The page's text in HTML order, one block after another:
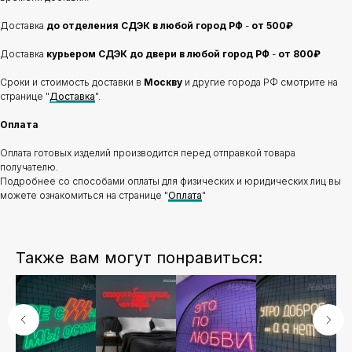
Доставка до отделения СДЭК в любой город РФ - от 500₽
Доставка курьером СДЭК до двери в любой город РФ - от 800₽
Сроки и стоимость доставки в Москву и другие города РФ смотрите на
странице "Доставка".
Оплата
Оплата готовых изделий производится перед отправкой товара
получателю.
Подробнее со способами оплаты для физических и юридических лиц вы
можете ознакомиться на странице "Оплата"
Также вам могут понравиться: